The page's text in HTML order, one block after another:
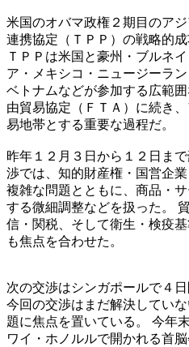
米国のオバマ政権２期目のア
連携協定（ＴＰＰ）の戦略的
ＴＰＰは米国と豪州・ブルネ
ア・メキシコ・ニュージーラ
ベトナムなどが参加する広範
由貿易協定（ＦＴＡ）に続き
易地帯とする重要な過程だ。
昨年１２月３日から１２日ま
渉では、知的財産権・国営企
複雑な問題とともに、商品・
する微細調整などを扱った。
信・関税、そして衛生・検疫
も焦点を合わせた。
次の交渉はシンガポールで４
今回の交渉はまだ解決してい
題に焦点を置いている。 今年
ワイ・ホノルルで開かれる首